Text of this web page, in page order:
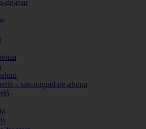
de-mar
- san-miguel-de-abona